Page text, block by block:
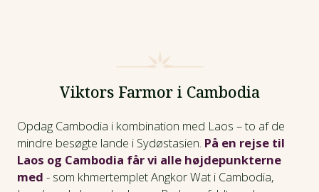
Viktors Farmor i Cambodia
Opdag Cambodia i kombination med Laos – to af de
mindre besøgte lande i Sydøstasien. På en rejse til
Laos og Cambodia får vi alle højdepunkterne
med - som khmertemplet Angkor Wat i Cambodia,